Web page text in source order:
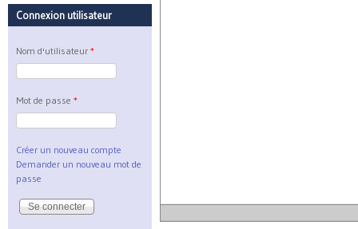
Connexion utilisateur
Nom d'utilisateur *
Mot de passe *
Créer un nouveau compte
Demander un nouveau mot de
passe